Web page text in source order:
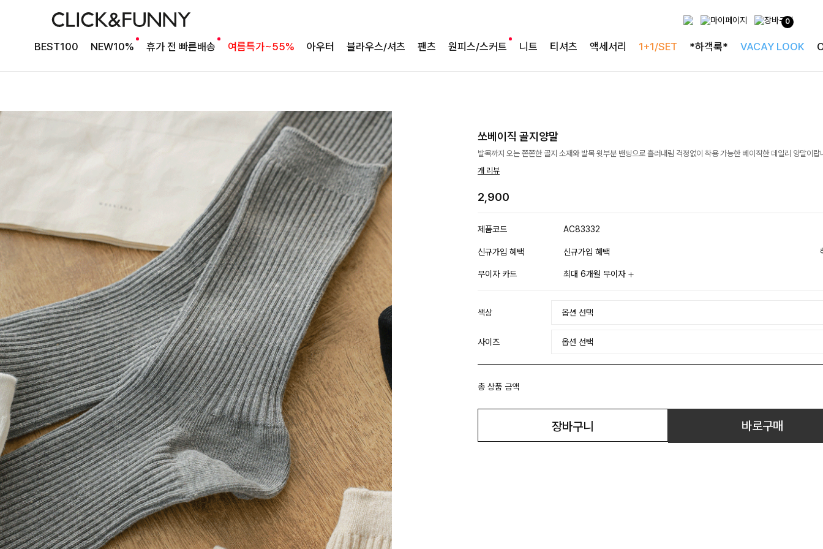
0
BEST100 NEW10% 휴가 전 빠른배송 여름특가~55% 아우터 블라우스/셔츠 팬츠 원피스/스커트 니트 티셔츠 액세서리 1+1/SET *하객룩* VACAY LOOK
쏘베이직 골지양말
발목까지 오는 쫀쫀한 골지 소재와 발목 윗부분 밴딩으로 흘러내림 걱정없이 착용 가능한 베이직한 데일리 양말이랍
개 리뷰
2,900
제품코드 AC83332
신규가입 혜택 신규가입 혜택
무이자 카드 최대 6개월 무이자
색상
사이즈
총 상품 금액
장바구니 바로구매